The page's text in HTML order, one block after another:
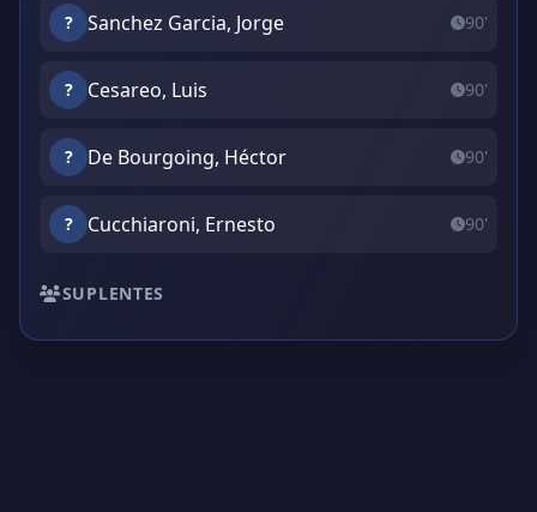
? Sanchez Garcia, Jorge 90'
? Cesareo, Luis 90'
? De Bourgoing, Héctor 90'
? Cucchiaroni, Ernesto 90'
SUPLENTES